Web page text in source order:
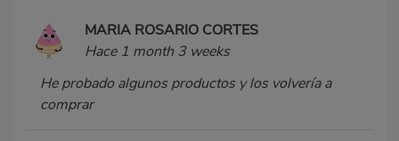
MARIA ROSARIO CORTES
Hace 1 month 3 weeks
He probado algunos productos y los volvería a
comprar